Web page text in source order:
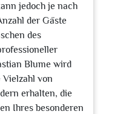
jedoch je nach
der Gäste
des
Blume wird
Vielzahl von
erhalten, die
Ihres besonderen